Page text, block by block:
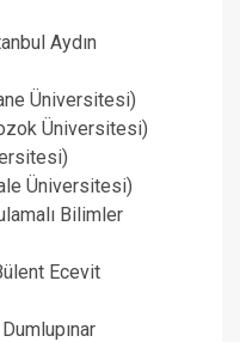
Aydın
Üniversitesi)
Üniversitesi)
Üniversitesi)
Bilimler
Ecevit